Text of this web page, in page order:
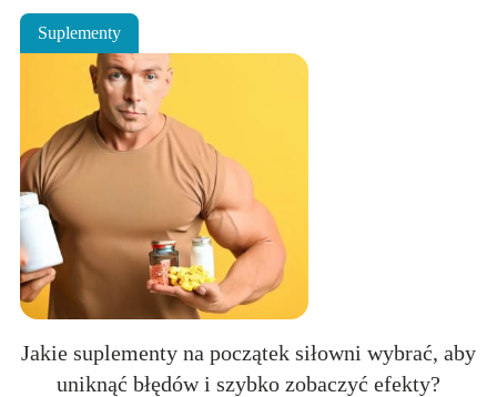
Suplementy
Jakie suplementy na początek siłowni wybrać, aby
uniknąć błędów i szybko zobaczyć efekty?